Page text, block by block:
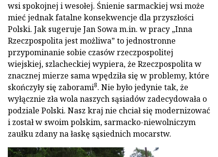
wsi spokojnej i wesołej. Śnienie sarmackiej wsi może
mieć jednak fatalne konsekwencje dla przyszłości
Polski. Jak sugeruje Jan Sowa m.in. w pracy „Inna
Rzeczpospolita jest możliwa” to jednostronne
przypominanie sobie czasów rzeczpospolitej
wiejskiej, szlacheckiej wypiera, że Rzeczpospolita w
znacznej mierze sama wpędziła się w problemy, które
skończyły się zaborami8. Nie było jedynie tak, że
wyłącznie zła wola naszych sąsiadów zadecydowała o
podziale Polski. Nasz kraj nie chciał się modernizować
i został w swoim polskim, sarmacko-niewolniczym
zaułku zdany na łaskę sąsiednich mocarstw.